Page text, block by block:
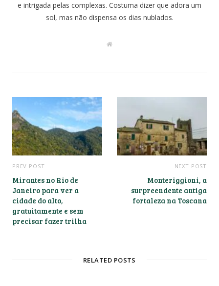
e intrigada pelas complexas. Costuma dizer que adora um
sol, mas não dispensa os dias nublados.
W
PREV POST
Mirantes no Rio de
Janeiro para ver a
cidade do alto,
gratuitamente e sem
precisar fazer trilha
NEXT POST
Monteriggioni, a
surpreendente antiga
fortaleza na Toscana
RELATED POSTS